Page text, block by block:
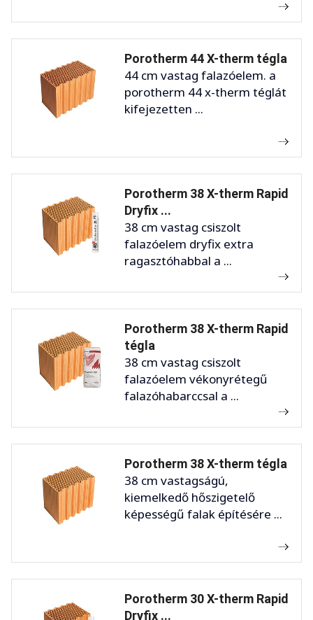
Porotherm 44 X-therm tégla
44 cm vastag falazóelem. a
porotherm 44 x-therm téglát
kifejezetten ...
Porotherm 38 X-therm Rapid
Dryfix ...
38 cm vastag csiszolt
falazóelem dryfix extra
ragasztóhabbal a ...
Porotherm 38 X-therm Rapid
tégla
38 cm vastag csiszolt
falazóelem vékonyrétegű
falazóhabarccsal a ...
Porotherm 38 X-therm tégla
38 cm vastagságú,
kiemelkedő hőszigetelő
képességű falak építésére ...
Porotherm 30 X-therm Rapid
Dryfix ...